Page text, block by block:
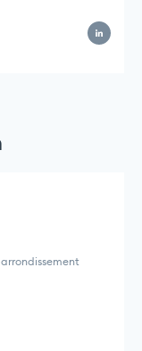
arrondissement